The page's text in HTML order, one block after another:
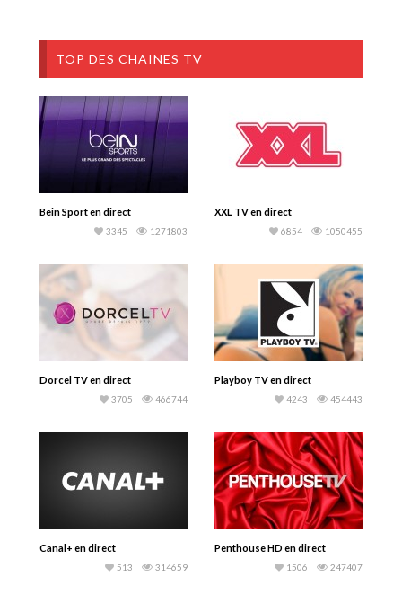
TOP DES CHAINES TV
Bein Sport en direct
1271803
3345
XXL TV en direct
1050455
6854
Dorcel TV en direct
466744
3705
Playboy TV en direct
454443
4243
Canal+ en direct
314659
513
Penthouse HD en direct
247407
1506